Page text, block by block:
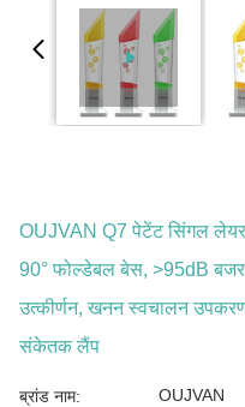
OUJVAN Q7 पेटेंट सिंगल लेयर
90° फोल्डेबल बेस, >95dB
उत्कीर्णन, खनन स्वचालन
संकेतक लैंप
ब्रांड नाम: OUJVAN